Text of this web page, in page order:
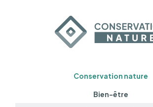
Conservation nature
Bien-être